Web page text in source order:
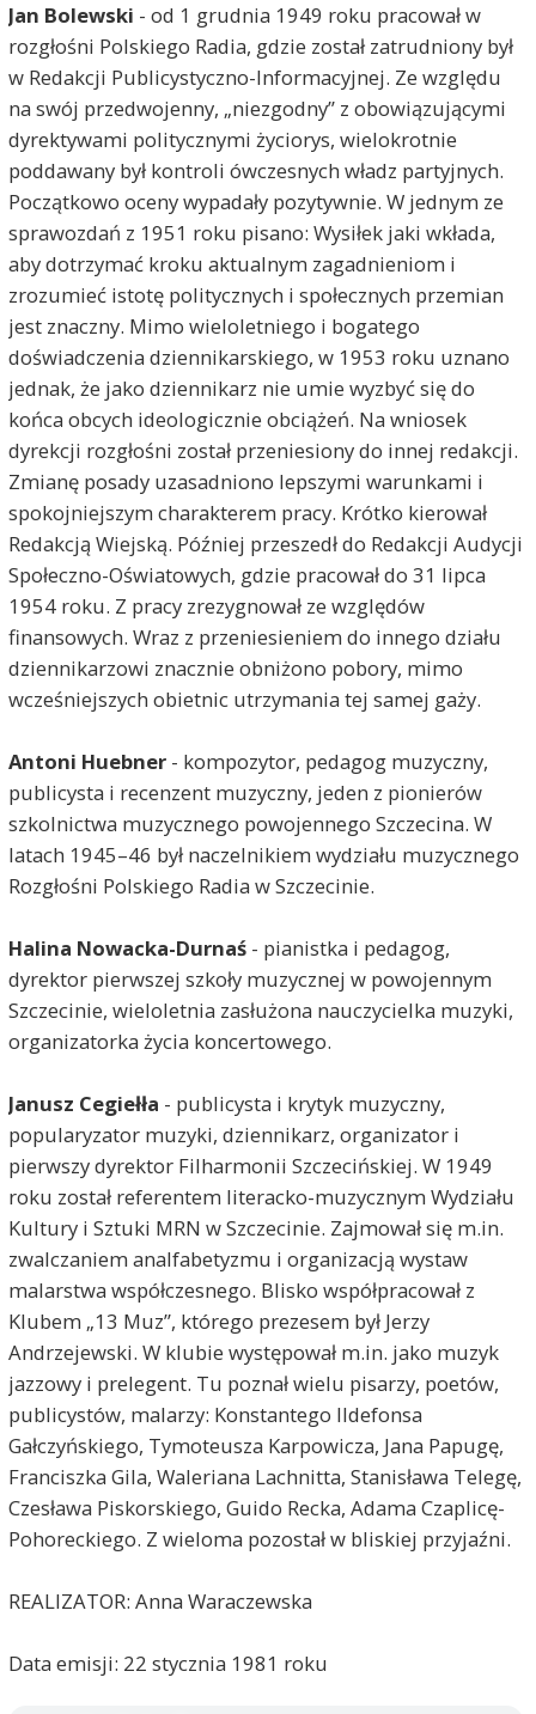
Jan Bolewski - od 1 grudnia 1949 roku pracował w
rozgłośni Polskiego Radia, gdzie został zatrudniony był
w Redakcji Publicystyczno-Informacyjnej. Ze względu
na swój przedwojenny, „niezgodny” z obowiązującymi
dyrektywami politycznymi życiorys, wielokrotnie
poddawany był kontroli ówczesnych władz partyjnych.
Początkowo oceny wypadały pozytywnie. W jednym ze
sprawozdań z 1951 roku pisano: Wysiłek jaki wkłada,
aby dotrzymać kroku aktualnym zagadnieniom i
zrozumieć istotę politycznych i społecznych przemian
jest znaczny. Mimo wieloletniego i bogatego
doświadczenia dziennikarskiego, w 1953 roku uznano
jednak, że jako dziennikarz nie umie wyzbyć się do
końca obcych ideologicznie obciążeń. Na wniosek
dyrekcji rozgłośni został przeniesiony do innej redakcji.
Zmianę posady uzasadniono lepszymi warunkami i
spokojniejszym charakterem pracy. Krótko kierował
Redakcją Wiejską. Później przeszedł do Redakcji Audycji
Społeczno-Oświatowych, gdzie pracował do 31 lipca
1954 roku. Z pracy zrezygnował ze względów
finansowych. Wraz z przeniesieniem do innego działu
dziennikarzowi znacznie obniżono pobory, mimo
wcześniejszych obietnic utrzymania tej samej gaży.
Antoni Huebner- kompozytor, pedagog muzyczny,
publicysta i recenzent muzyczny, jeden z pionierów
szkolnictwa muzycznego powojennego Szczecina. W
latach 1945–46 był naczelnikiem wydziału muzycznego
Rozgłośni Polskiego Radia w Szczecinie.
Halina Nowacka-Durnaś- pianistka i pedagog,
dyrektor pierwszej szkoły muzycznej w powojennym
Szczecinie, wieloletnia zasłużona nauczycielka muzyki,
organizatorka życia koncertowego.
Janusz Cegiełła - publicysta i krytyk muzyczny,
popularyzator muzyki, dziennikarz, organizator i
pierwszy dyrektor Filharmonii Szczecińskiej. W 1949
roku został referentem literacko-muzycznym Wydziału
Kultury i Sztuki MRN w Szczecinie. Zajmował się m.in.
zwalczaniem analfabetyzmu i organizacją wystaw
malarstwa współczesnego. Blisko współpracował z
Klubem „13 Muz”, którego prezesem był Jerzy
Andrzejewski. W klubie występował m.in. jako muzyk
jazzowy i prelegent. Tu poznał wielu pisarzy, poetów,
publicystów, malarzy: Konstantego Ildefonsa
Gałczyńskiego, Tymoteusza Karpowicza, Jana Papugę,
Franciszka Gila, Waleriana Lachnitta, Stanisława Telegę,
Czesława Piskorskiego, Guido Recka, Adama Czaplicę-
Pohoreckiego. Z wieloma pozostał w bliskiej przyjaźni.
REALIZATOR: Anna Waraczewska
Data emisji: 22 stycznia 1981 roku